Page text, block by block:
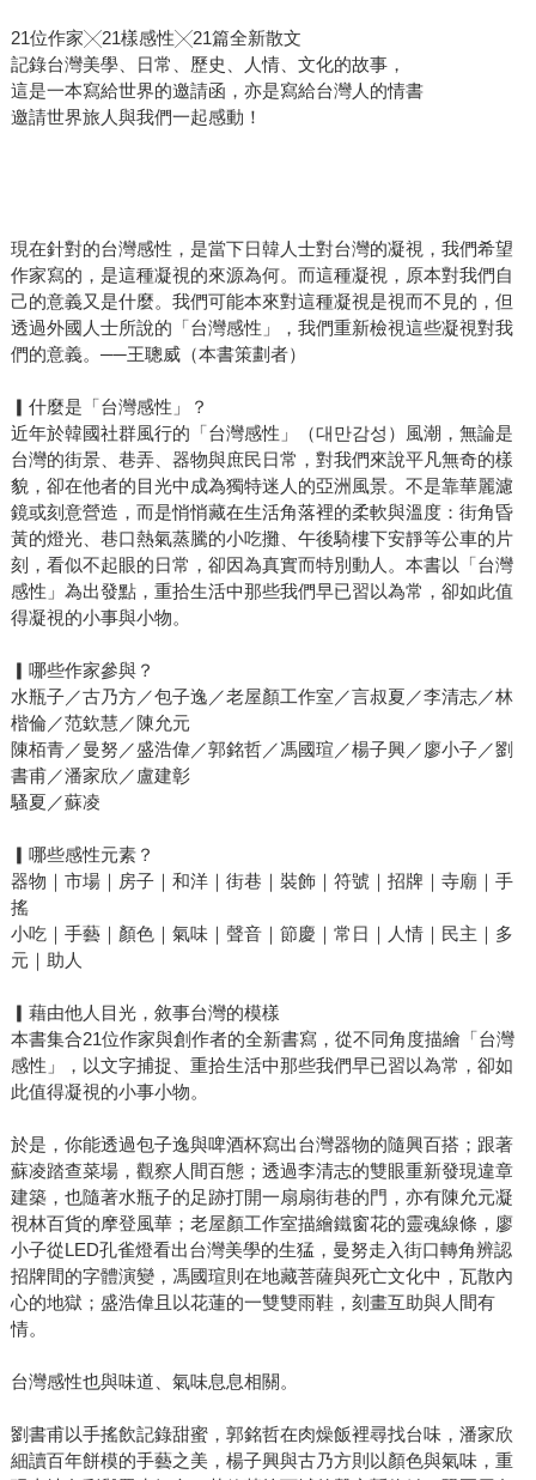
21位作家╳21樣感性╳21篇全新散文
記錄台灣美學、日常、歷史、人情、文化的故事，
這是一本寫給世界的邀請函，亦是寫給台灣人的情書
邀請世界旅人與我們一起感動！
現在針對的台灣感性，是當下日韓人士對台灣的凝視，我們希望
作家寫的，是這種凝視的來源為何。而這種凝視，原本對我們自
己的意義又是什麼。我們可能本來對這種凝視是視而不見的，但
透過外國人士所說的「台灣感性」，我們重新檢視這些凝視對我
們的意義。──王聰威（本書策劃者）
▎什麼是「台灣感性」？
近年於韓國社群風行的「台灣感性」（대만감성）風潮，無論是
台灣的街景、巷弄、器物與庶民日常，對我們來說平凡無奇的樣
貌，卻在他者的目光中成為獨特迷人的亞洲風景。不是靠華麗濾
鏡或刻意營造，而是悄悄藏在生活角落裡的柔軟與溫度：街角昏
黃的燈光、巷口熱氣蒸騰的小吃攤、午後騎樓下安靜等公車的片
刻，看似不起眼的日常，卻因為真實而特別動人。本書以「台灣
感性」為出發點，重拾生活中那些我們早已習以為常，卻如此值
得凝視的小事與小物。
▎哪些作家參與？
水瓶子／古乃方／包子逸／老屋顏工作室／言叔夏／李清志／林
楷倫／范欽慧／陳允元
陳栢青／曼努／盛浩偉／郭銘哲／馮國瑄／楊子興／廖小子／劉
書甫／潘家欣／盧建彰
騷夏／蘇凌
▎哪些感性元素？
器物｜市場｜房子｜和洋｜街巷｜裝飾｜符號｜招牌｜寺廟｜手
搖
小吃｜手藝｜顏色｜氣味｜聲音｜節慶｜常日｜人情｜民主｜多
元｜助人
▎藉由他人目光，敘事台灣的模樣
本書集合21位作家與創作者的全新書寫，從不同角度描繪「台灣
感性」，以文字捕捉、重拾生活中那些我們早已習以為常，卻如
此值得凝視的小事小物。
於是，你能透過包子逸與啤酒杯寫出台灣器物的隨興百搭；跟著
蘇凌踏查菜場，觀察人間百態；透過李清志的雙眼重新發現違章
建築，也隨著水瓶子的足跡打開一扇扇街巷的門，亦有陳允元凝
視林百貨的摩登風華；老屋顏工作室描繪鐵窗花的靈魂線條，廖
小子從LED孔雀燈看出台灣美學的生猛，曼努走入街口轉角辨認
招牌間的字體演變，馮國瑄則在地藏菩薩與死亡文化中，瓦散內
心的地獄；盛浩偉且以花蓮的一雙雙雨鞋，刻畫互助與人間有
情。
台灣感性也與味道、氣味息息相關。
劉書甫以手搖飲記錄甜蜜，郭銘哲在肉燥飯裡尋找台味，潘家欣
細讀百年餅模的手藝之美，楊子興與古乃方則以顏色與氣味，重